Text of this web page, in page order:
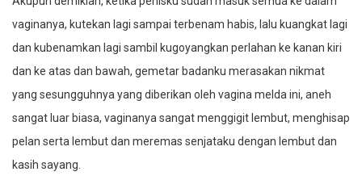
vaginanya, kutekan lagi sampai terbenam habis, lalu kuangkat lagi
dan kubenamkan lagi sambil kugoyangkan perlahan ke kanan kiri
dan ke atas dan bawah, gemetar badanku merasakan nikmat
yang sesungguhnya yang diberikan oleh vagina melda ini, aneh
sangat luar biasa, vaginanya sangat menggigit lembut, menghisap
pelan serta lembut dan meremas senjataku dengan lembut dan
kasih sayang.